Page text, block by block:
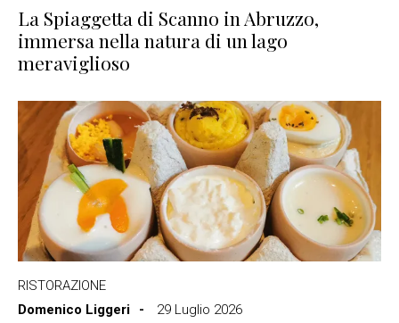
La Spiaggetta di Scanno in Abruzzo,
immersa nella natura di un lago
meraviglioso
RISTORAZIONE
Domenico Liggeri
29 Luglio 2026